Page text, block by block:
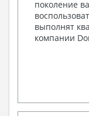
поколение
выполнят
компании